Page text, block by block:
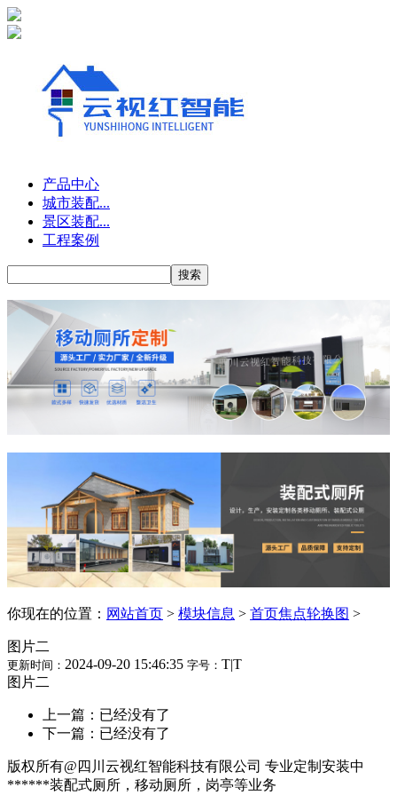
产品中心
城市装配...
景区装配...
工程案例
你现在的位置： 网站首页 > 模块信息 > 首页焦点轮换图 >
图片二
更新时间： 2024-09-20 15:46:35 字号： T|T
图片二
上一篇：已经没有了
下一篇：已经没有了
版权所有@四川云视红智能科技有限公司 专业定制安装中
******装配式厕所，移动厕所，岗亭等业务